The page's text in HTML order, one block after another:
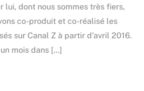
lui, dont nous sommes très fiers,
co-produit et co-réalisé les
sur Canal Z à partir d’avril 2016.
mois dans […]